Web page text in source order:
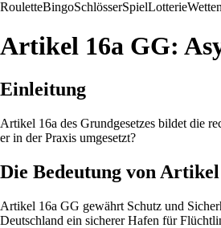
RouletteBingoSchlösserSpielLotterieWetten
Artikel 16a GG:
Einleitung
Artikel 16a des Grundgesetzes bildet die
er in der Praxis umgesetzt?
Die Bedeutung von
Artikel 16a GG gewährt Schutz und
Deutschland ein sicherer Hafen für